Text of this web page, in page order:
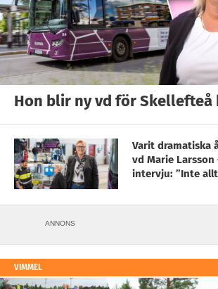
Hon blir ny vd för Skellefteå
Varit dramatiska
vd Marie
intervju: ”Inte
ANNONS
VIMMEL